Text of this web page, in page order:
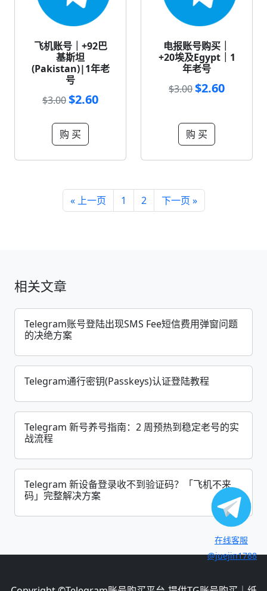
飞机账号｜+92巴
基斯坦
(Pakistan)|1年老
号
$3.00$2.60
购 买
电报账号购买｜
+20埃及Egypt｜1
年老号
$3.00$2.60
购 买
« 上一页 1 2 下一页 »
相关文章
Telegram账号登陆出现SMS Fee短信费用弹窗问题
的决绝方案
Telegram通行密钥(Passkeys)认证登陆教程
Telegram 新号养号指南：2 周预热到稳定老号的实
战流程
Telegram 新设备登录收不到验证码？「飞机不来
码」完整解决方案
在线客服
@juejin1788